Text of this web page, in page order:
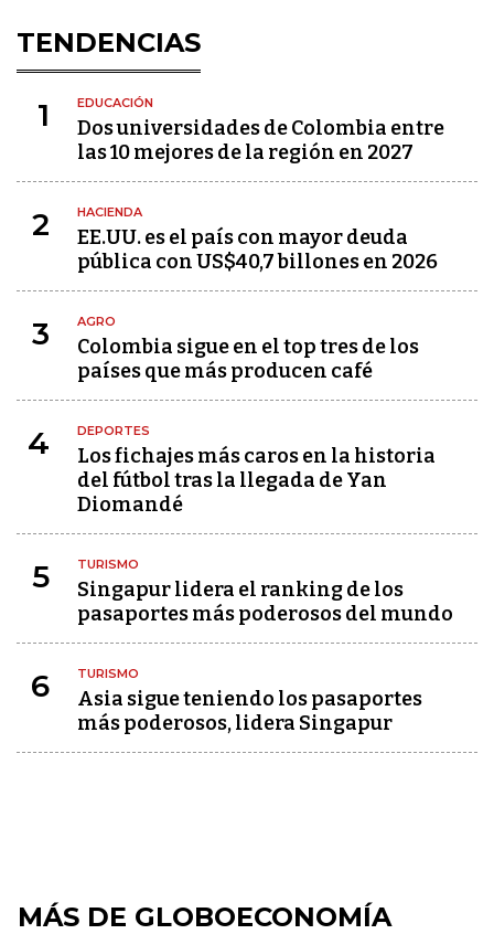
TENDENCIAS
1 EDUCACIÓN
Dos universidades de Colombia entre
las 10 mejores de la región en 2027
2 HACIENDA
EE.UU. es el país con mayor deuda
pública con US$40,7 billones en 2026
3 AGRO
Colombia sigue en el top tres de los
países que más producen café
4 DEPORTES
Los fichajes más caros en la historia
del fútbol tras la llegada de Yan
Diomandé
5 TURISMO
Singapur lidera el ranking de los
pasaportes más poderosos del mundo
6 TURISMO
Asia sigue teniendo los pasaportes
más poderosos, lidera Singapur
MÁS DE GLOBOECONOMÍA